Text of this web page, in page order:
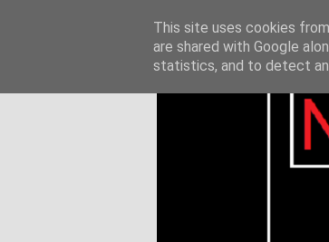
This site uses cookies
are shared with Google
statistics, and to detect